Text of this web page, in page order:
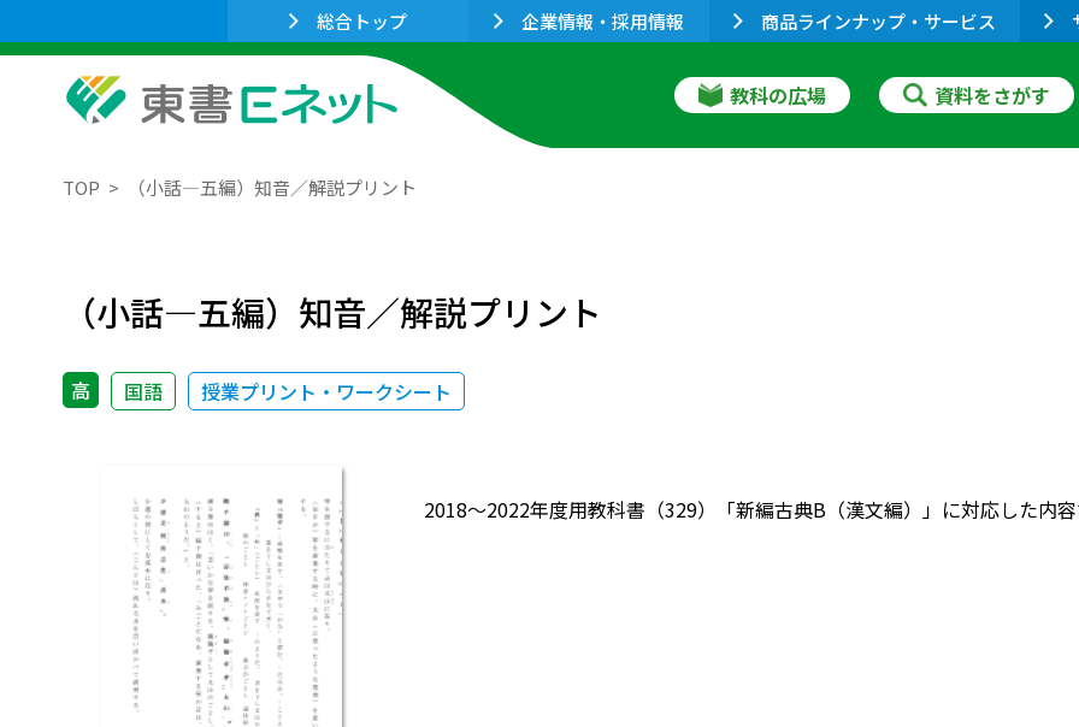
総合トップ 企業情報・採用情報 商品ラインナップ・サービス
教科の広場 資料をさがす
TOP （小話―五編）知音／解説プリント
（小話―五編）知音／解説プリント
高 国語 授業プリント・ワークシート
2018～2022年度用教科書（329）「新編古典B（漢文編）」に対応した内